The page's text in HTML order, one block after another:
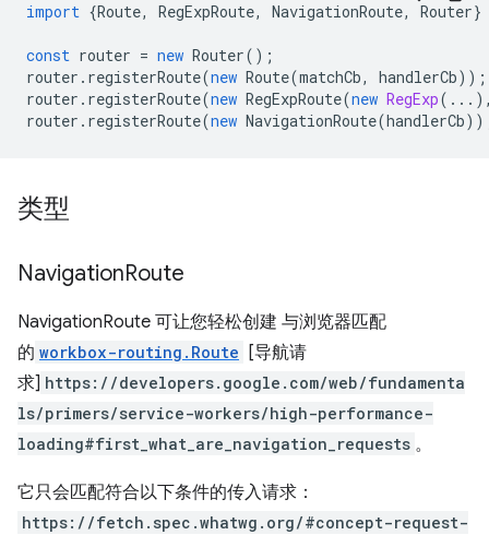
import {Route, RegExpRoute, NavigationRoute, Router}
const router = new Router();
router . registerRoute(new Route(matchCb, handlerCb));
router . registerRoute(new RegExpRoute(new RegExp
router . registerRoute(new NavigationRoute(handlerCb
类型
NavigationRoute
NavigationRoute 可让您轻松创建 与浏览器匹配
的 workbox-routing.Route
[导航请
求] https://developers.google.com/web/fundamenta
ls/primers/service-workers/high-performance-
loading#first_what_are_navigation_requests 。
它只会匹配符合以下条件的传入请求：
https://fetch.spec.whatwg.org/#concept-request-